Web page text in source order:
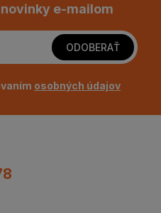
e-mailom
ODOBERAŤ
osobných údajov